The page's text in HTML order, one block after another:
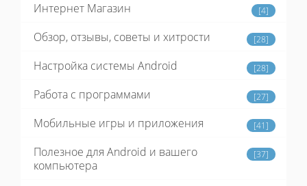
Интернет Магазин [4]
Обзор, отзывы, советы и хитрости [28]
Настройка системы Android [28]
Работа с программами [27]
Мобильные игры и приложения [41]
Полезное для Android и вашего
компьютера
[37]